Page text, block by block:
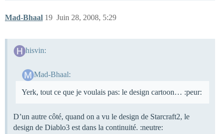
Mad-Bhaal Juin 28, 2008, 5:29
19
hisvin:
Mad-Bhaal:
Yerk, tout ce que je voulais pas: le design cartoon… :peur:
D’un autre côté, quand on a vu le design de Starcraft2, le
design de Diablo3 est dans la continuité. :neutre: